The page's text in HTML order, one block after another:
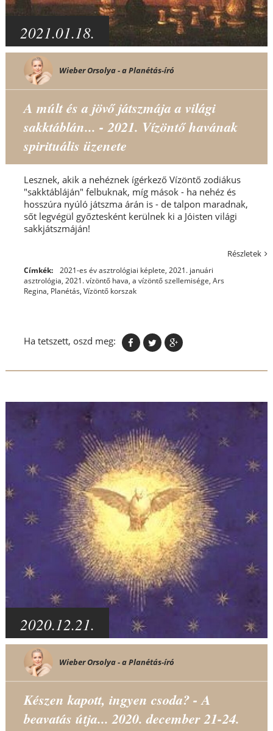
2021.01.18.
Wieber Orsolya - a Planétás-író
A múlt és a jövő játszmája a világi
sakktáblán... - 2021. Vízöntő havának
spirituális üzenete
Lesznek, akik a nehéznek ígérkező Vízöntő zodiákus
"sakktábláján" felbuknak, míg mások - ha nehéz és
hosszúra nyúló játszma árán is - de talpon maradnak,
sőt legvégül győztesként kerülnek ki a Jóisten világi
sakkjátszmáján!
Részletek
Címkék: 2021-es év asztrológiai képlete, 2021. januári
asztrológia, 2021. vízöntő hava, a vízöntő szellemisége, Ars
Regina, Planétás, Vízöntő korszak
Ha tetszett, oszd meg:
2020.12.21.
Wieber Orsolya - a Planétás-író
Készen kapott, ingyen csoda? - A
beavatás útja... 2020. december 21-24.